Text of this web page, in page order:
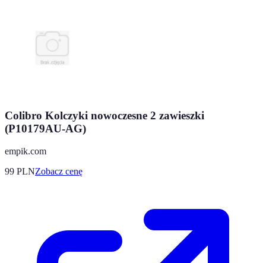
Colibro Kolczyki nowoczesne 2 zawieszki
(P10179AU-AG)
empik.com
99 PLNZobacz cenę